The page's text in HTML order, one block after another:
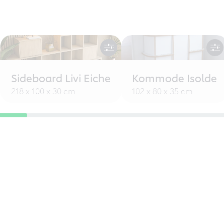
Sideboard Livi Eiche
218 x 100 x 30 cm
Kommode Isolde
102 x 80 x 35 cm